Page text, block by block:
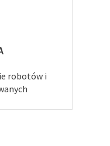
robotów i